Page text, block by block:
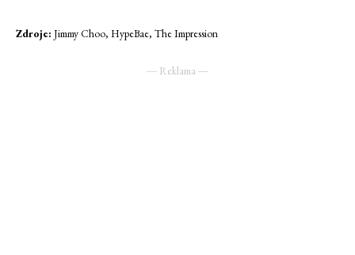
Zdroje: Jimmy Choo, HypeBae, The Impression
― Reklama ―